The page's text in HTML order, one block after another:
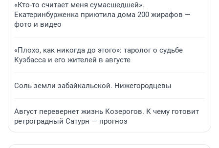
«Кто-то считает меня сумасшедшей».
Екатеринбурженка приютила дома 200 жирафов —
фото и видео
«Плохо, как никогда до этого»: таролог о судьбе
Кузбасса и его жителей в августе
Соль земли забайкальской. Нижегородцевы
Август перевернет жизнь Козерогов. К чему готовит
ретроградный Сатурн — прогноз